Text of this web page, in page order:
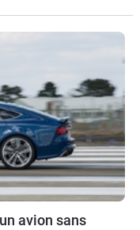
avion sans